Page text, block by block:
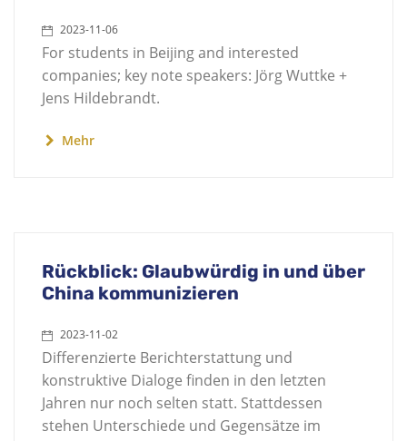
2023-11-06
For students in Beijing and interested
companies; key note speakers: Jörg Wuttke +
Jens Hildebrandt.
Mehr
Rückblick: Glaubwürdig in und über
China kommunizieren
2023-11-02
Differenzierte Berichterstattung und
konstruktive Dialoge finden in den letzten
Jahren nur noch selten statt. Stattdessen
stehen Unterschiede und Gegensätze im